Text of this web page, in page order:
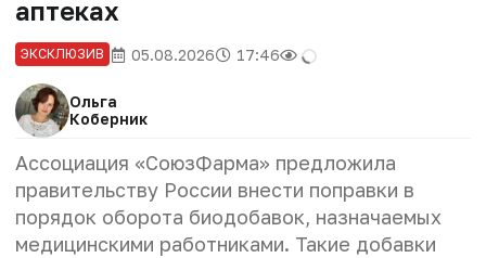
аптеках
ЭКСКЛЮЗИВ 05.08.2026 17:46
Ольга
Коберник
Ассоциация «СоюзФарма» предложила
правительству России внести поправки в
порядок оборота биодобавок, назначаемых
медицинскими работниками. Такие добавки